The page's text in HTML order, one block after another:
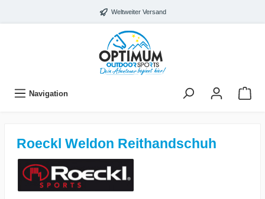
Weltweiter Versand
Navigation
Roeckl Weldon Reithandschuh